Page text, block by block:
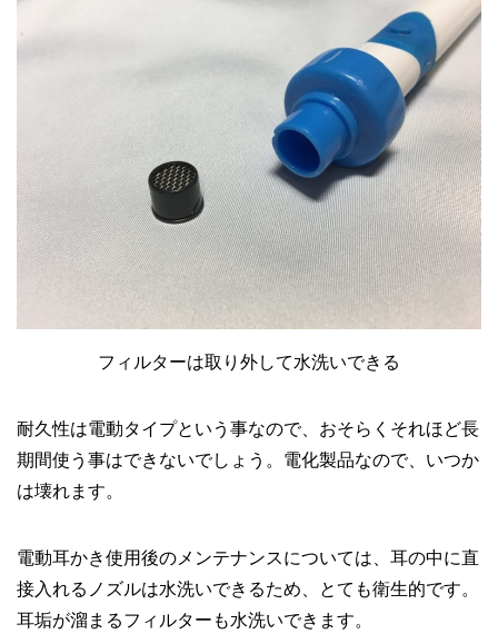
フィルターは取り外して水洗いできる
耐久性は電動タイプという事なので、おそらくそれほど長
期間使う事はできないでしょう。電化製品なので、いつか
は壊れます。
電動耳かき使用後のメンテナンスについては、耳の中に直
接入れるノズルは水洗いできるため、とても衛生的です。
耳垢が溜まるフィルターも水洗いできます。